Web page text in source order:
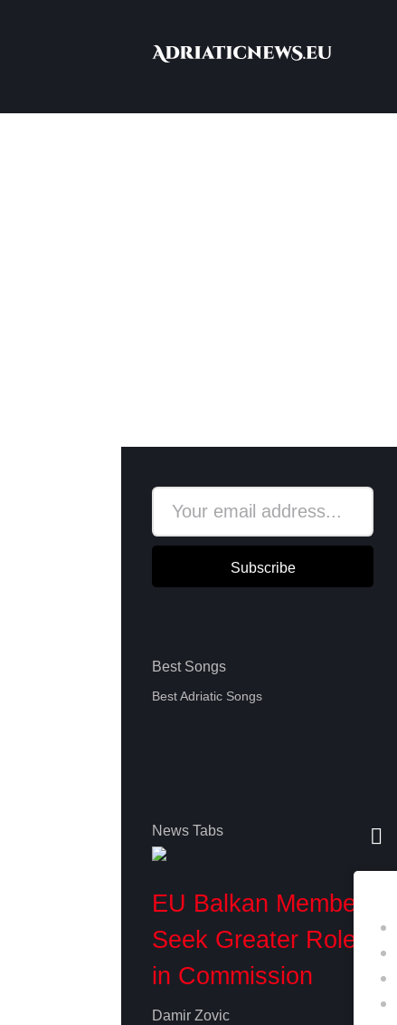
Subscribe
Best Songs
Best Adriatic Songs
News Tabs
EU Balkan Members
Seek Greater Role
in Commission
Damir Zovic